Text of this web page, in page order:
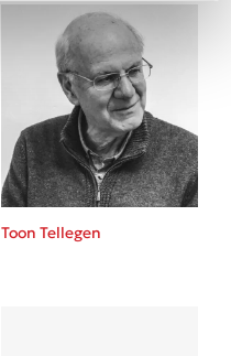
Toon Tellegen